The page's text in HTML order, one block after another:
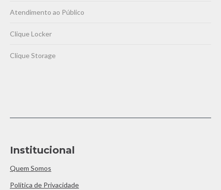
Atendimento ao Público
Clique Locker
Clique Storage
Institucional
Quem Somos
Política de Privacidade